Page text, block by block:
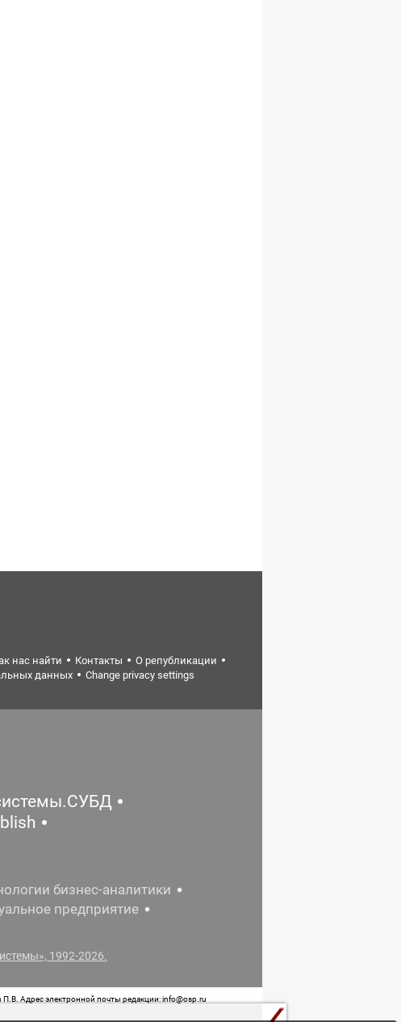
нас найти Контакты
О републикации
данных Change privacy settings
бизнес-аналитики
предприятие
1992-2026.
Адрес электронной почты редакции: info@osp.ru